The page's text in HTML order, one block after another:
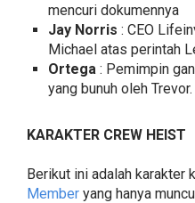
mencuri dokumennya
Jay Norris : CEO
Michael atas perintah
Ortega : Pemimpin
yang bunuh oleh Trevor.
KARAKTER CREW HEIST
Berikut ini adalah karakter
Member yang hanya